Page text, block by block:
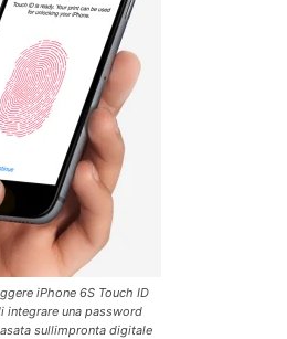
iPhone 6S Touch ID
integrare una password
sullimpronta digitale